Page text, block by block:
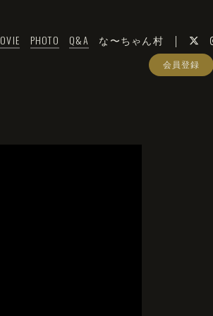
PHOTO Q&A な〜ちゃん村
会員登録